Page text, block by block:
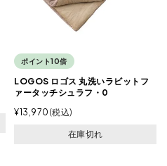
ポイント10倍
LOGOS ロゴス 丸洗いラビットフ
ァータッチシュラフ・0
¥13,970 税込
在庫切れ